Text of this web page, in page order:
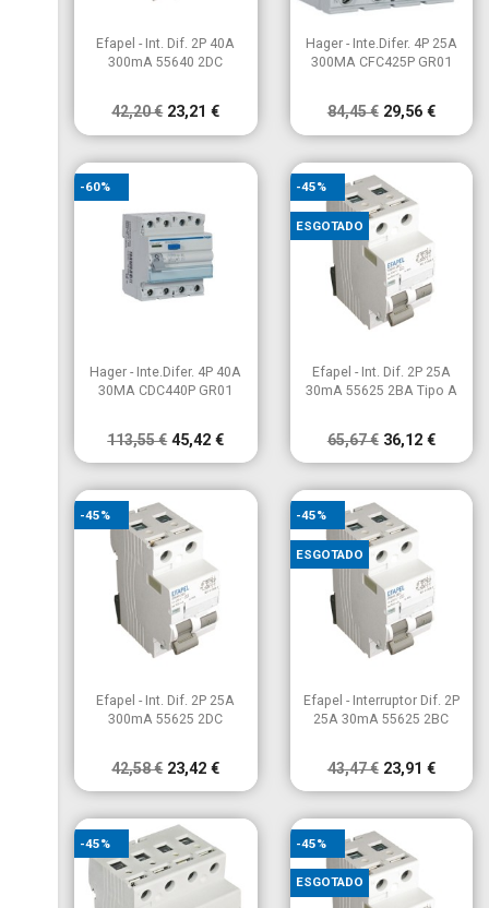
 Vista rápida
Efapel - Int. Dif. 2P 40A
300mA 55640 2DC
42,20 € 23,21 €
Vista rápida
Hager - Inte.Difer. 4P 25A
300MA CFC425P GR01
84,45 € 29,56 €
Vista rápida
Hager - Inte.Difer. 4P 40A
30MA CDC440P GR01
113,55 € 45,42 €
-60%
 Vista rápida
Efapel - Int. Dif. 2P 25A
30mA 55625 2BA Tipo A
65,67 € 36,12 €
-45%
ESGOTADO
 Vista rápida
Efapel - Int. Dif. 2P 25A
300mA 55625 2DC
42,58 € 23,42 €
-45%
Vista rápida
Efapel - Interruptor Dif. 2P
25A 30mA 55625 2BC
43,47 € 23,91 €
-45%
ESGOTADO
-45% -45%
ESGOTADO